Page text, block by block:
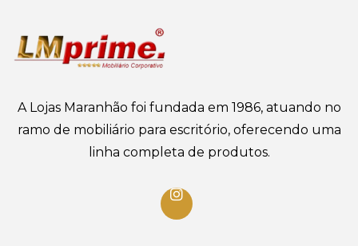
A Lojas Maranhão foi fundada em 1986, atuando no
ramo de mobiliário para escritório, oferecendo uma
linha completa de produtos.